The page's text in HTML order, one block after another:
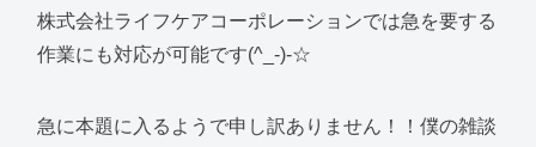
株式会社ライフケアコーポレーションでは急を要する
作業にも対応が可能です(^_-)-☆
急に本題に入るようで申し訳ありません！！僕の雑談